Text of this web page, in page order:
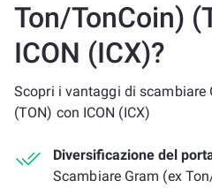
Ton/TonCoin)
ICON (ICX)?
Scopri i vantaggi di scambiare
(TON) con ICON (ICX)
Diversificazione del
Scambiare Gram (ex